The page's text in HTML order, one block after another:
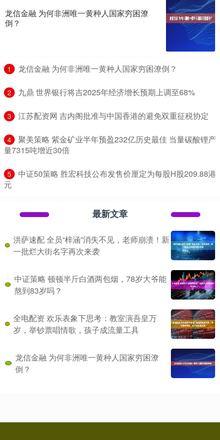
龙信金融 为何非洲唯一黄种人国家穷困潦
倒？
1 ​龙信金融 为何非洲唯一黄种人国家穷困潦倒？
2 ​九鼎 世界银行将吉2025年经济增长预期上调至68%
3 ​江苏配资网 吉内阁批准与中国香港的避免双重征税协定
4
​聚美策略 紫金矿业半年预盈232亿历史最佳 当量碳酸锂产
量7315吨增近30倍
5
​中证50策略 胜宏科技公布发售价厘定为每股H股209.88港
元
最新文章
洪萨速配 全员“梓涵”消失不见，老师崩溃！新
一批烂大街名字再次来袭
中证策略 顿顿半斤白酒两包烟，78岁大爷能
熬到83岁吗？
全电配资 欢乐表象下思考：教室演吾皇万
岁，举钞票唱情歌，孩子成流量工具
龙信金融 为何非洲唯一黄种人国家穷困潦
倒？